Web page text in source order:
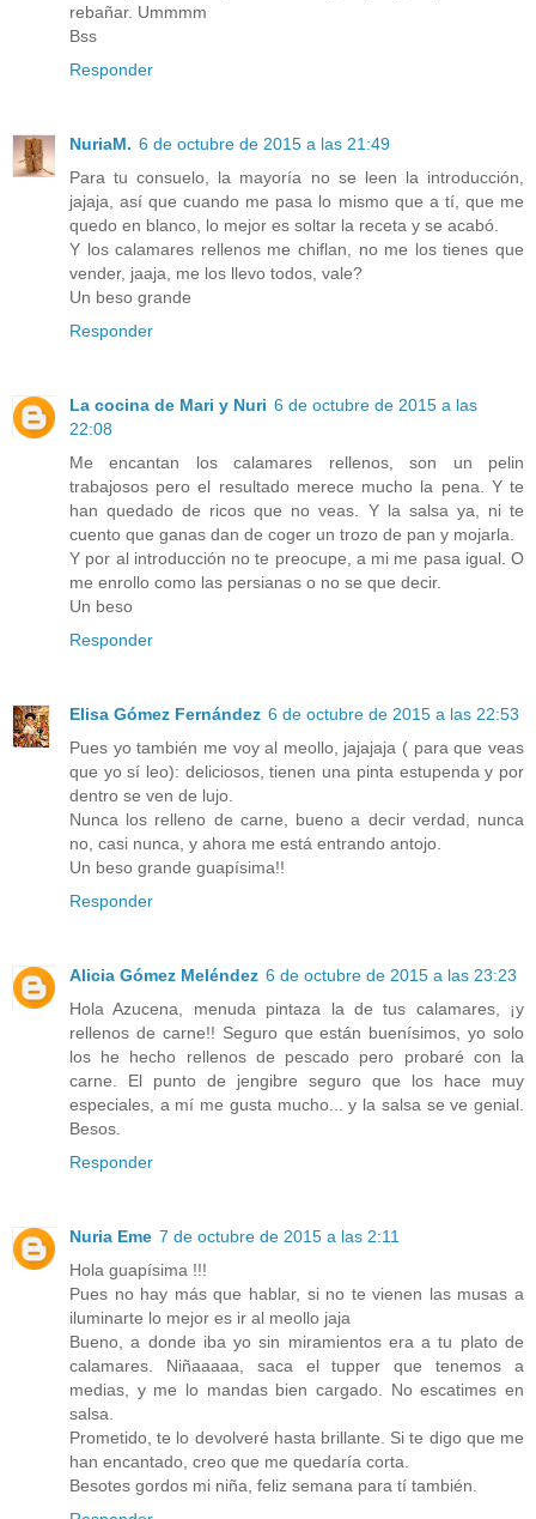
rebañar. Ummmm
Bss
Responder
NuriaM. 6 de octubre de 2015 a las 21:49
Para tu consuelo, la mayoría no se leen la introducción,
jajaja, así que cuando me pasa lo mismo que a tí, que me
quedo en blanco, lo mejor es soltar la receta y se acabó.
Y los calamares rellenos me chiflan, no me los tienes que
vender, jaaja, me los llevo todos, vale?
Un beso grande
Responder
La cocina de Mari y Nuri 6 de octubre de 2015 a las
22:08
Me encantan los calamares rellenos, son un pelin
trabajosos pero el resultado merece mucho la pena. Y te
han quedado de ricos que no veas. Y la salsa ya, ni te
cuento que ganas dan de coger un trozo de pan y mojarla.
Y por al introducción no te preocupe, a mi me pasa igual. O
me enrollo como las persianas o no se que decir.
Un beso
Responder
Elisa Gómez Fernández 6 de octubre de 2015 a las 22:53
Pues yo también me voy al meollo, jajajaja ( para que veas
que yo sí leo): deliciosos, tienen una pinta estupenda y por
dentro se ven de lujo.
Nunca los relleno de carne, bueno a decir verdad, nunca
no, casi nunca, y ahora me está entrando antojo.
Un beso grande guapísima!!
Responder
Alicia Gómez Meléndez 6 de octubre de 2015 a las 23:23
Hola Azucena, menuda pintaza la de tus calamares, ¡y
rellenos de carne!! Seguro que están buenísimos, yo solo
los he hecho rellenos de pescado pero probaré con la
carne. El punto de jengibre seguro que los hace muy
especiales, a mí me gusta mucho... y la salsa se ve genial.
Besos.
Responder
Nuria Eme 7 de octubre de 2015 a las 2:11
Hola guapísima !!!
Pues no hay más que hablar, si no te vienen las musas a
iluminarte lo mejor es ir al meollo jaja
Bueno, a donde iba yo sin miramientos era a tu plato de
calamares. Niñaaaaa, saca el tupper que tenemos a
medias, y me lo mandas bien cargado. No escatimes en
salsa.
Prometido, te lo devolveré hasta brillante. Si te digo que me
han encantado, creo que me quedaría corta.
Besotes gordos mi niña, feliz semana para tí también.